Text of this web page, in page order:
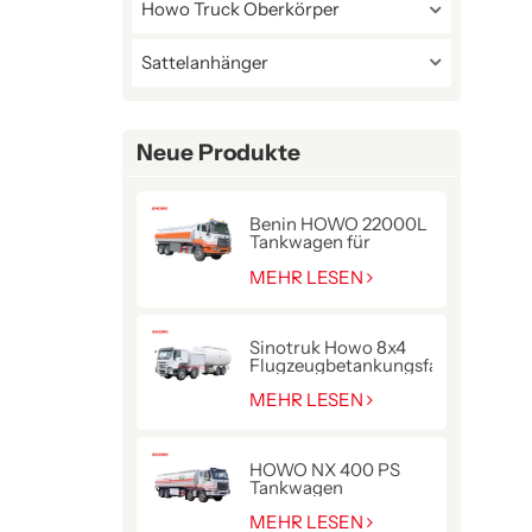
Howo Truck Oberkörper
Sattelanhänger
Neue Produkte
Benin HOWO 22000L
Tankwagen für
Kraftstofflieferung
MEHR LESEN
Sinotruk Howo 8x4
Flugzeugbetankungsfahrzeug
MEHR LESEN
HOWO NX 400 PS
Tankwagen
MEHR LESEN